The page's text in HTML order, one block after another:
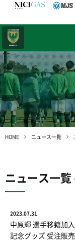
HOME ニュース一覧
ニュース一
2023.07.31
中原輝 選手移籍加
記念グッズ 受注販